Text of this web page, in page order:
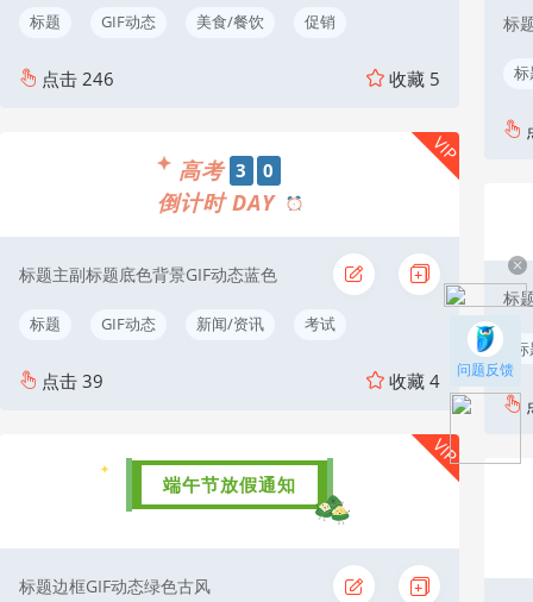
标题 GIF动态 美食/餐饮 促销
点击 246 收藏 5
高考 3 0
倒计时 DAY
标题主副标题底色背景GIF动态蓝色
标题 GIF动态 新闻/资讯 考试
点击 39 收藏 4
VIP
端午节放假通知
标题边框GIF动态绿色古风
VIP
标
标
标
问题反馈